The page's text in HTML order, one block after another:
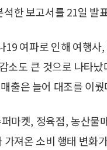
한 보고서를 21일 발
여파로 인해 여행
소도 큰 것으로 나타
출은 늘어 대조를 이뤘
마켓, 정육점, 농산물
가져온 소비 행태 변화